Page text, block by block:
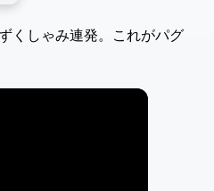
くしゃみ連発。これがパグ